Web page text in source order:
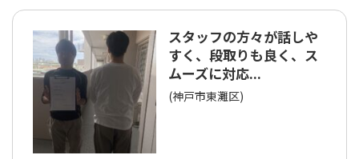
スタッフの方々が話しや
すく、段取りも良く、ス
ムーズに対応...
(神戸市東灘区)